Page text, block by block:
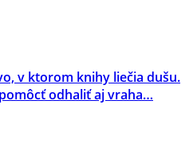
v ktorom knihy liečia dušu.
odhaliť aj vraha…